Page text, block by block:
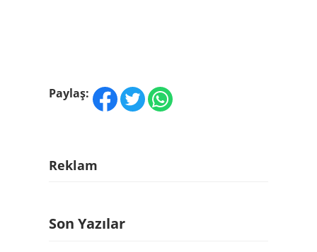
Paylaş:
Reklam
Son Yazılar